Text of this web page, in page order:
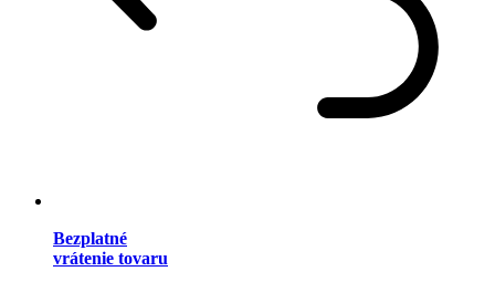
Bezplatné
vrátenie tovaru